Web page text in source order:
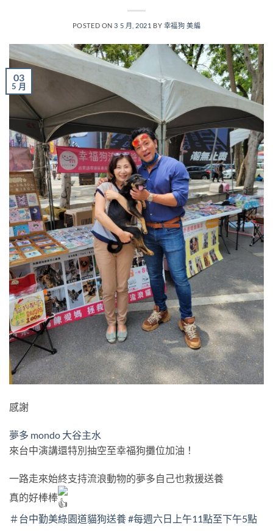
POSTED ON3 5 月, 2021 BY 幸福狗 美編
03
5 月
感謝
夢多 mondo 大谷主水
來台中演講還特別抽空至幸福狗攤位加油！
一路走來始終支持流浪動物的夢多自己也救援送養
真的好棒棒
＃台中勤美綠園道貓狗送養#每週六日上午11點至下午5點